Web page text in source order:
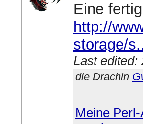
Eine
http://
storage/
Last edited:
die Drachin
Meine